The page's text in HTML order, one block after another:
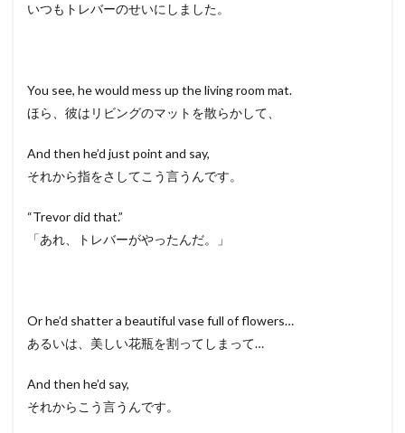
いつもトレバーのせいにしました。
You see, he would mess up the living room mat.
ほら、彼はリビングのマットを散らかして、
And then he’d just point and say,
それから指をさしてこう言うんです。
“Trevor did that.”
「あれ、トレバーがやったんだ。」
Or he’d shatter a beautiful vase full of flowers…
あるいは、美しい花瓶を割ってしまって…
And then he’d say,
それからこう言うんです。